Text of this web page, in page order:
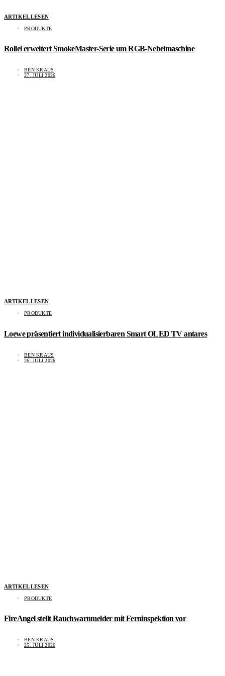
ARTIKEL LESEN
PRODUKTE
Rollei erweitert SmokeMaster-Serie um RGB-Nebelmaschine
BEN KRAUS
27. JULI 2026
ARTIKEL LESEN
PRODUKTE
Loewe präsentiert individualisierbaren Smart OLED TV antares
BEN KRAUS
26. JULI 2026
ARTIKEL LESEN
PRODUKTE
FireAngel stellt Rauchwarnmelder mit Ferninspektion vor
BEN KRAUS
25. JULI 2026